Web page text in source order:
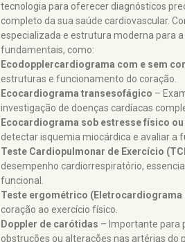
tecnologia para oferecer diagnósticos
completo da sua saúde cardiovascular.
especializada e estrutura moderna para
fundamentais, como:
Ecodopplercardiograma com e sem
estruturas e funcionamento do coração.
Ecocardiograma transesofágico –
investigação de doenças cardíacas
Ecocardiograma sob estresse físico
detectar isquemia miocárdica e avaliar a
Teste Cardiopulmonar de Exercício
desempenho cardiorrespiratório,
funcional.
Teste ergométrico (Eletrocardiograma
coração ao exercício físico.
Doppler de carótidas – Importante para
obstruções ou alterações nas artérias do